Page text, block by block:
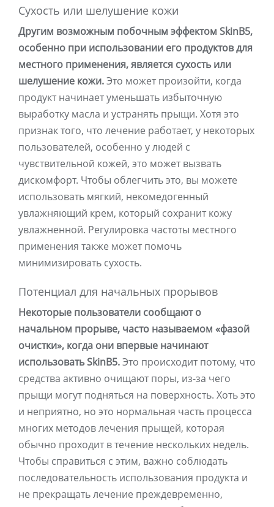
Сухость или шелушение кожи
Другим возможным побочным эффектом SkinB5,
особенно при использовании его продуктов для
местного применения, является сухость или
шелушение кожи.Это может произойти, когда
продукт начинает уменьшать избыточную
выработку масла и устранять прыщи. Хотя это
признак того, что лечение работает, у некоторых
пользователей, особенно у людей с
чувствительной кожей, это может вызвать
дискомфорт. Чтобы облегчить это, вы можете
использовать мягкий, некомедогенный
увлажняющий крем, который сохранит кожу
увлажненной. Регулировка частоты местного
применения также может помочь
минимизировать сухость.
Потенциал для начальных прорывов
Некоторые пользователи сообщают о
начальном прорыве, часто называемом «фазой
очистки», когда они впервые начинают
использовать SkinB5.Это происходит потому, что
средства активно очищают поры, из-за чего
прыщи могут подняться на поверхность. Хоть это
и неприятно, но это нормальная часть процесса
многих методов лечения прыщей, которая
обычно проходит в течение нескольких недель.
Чтобы справиться с этим, важно соблюдать
последовательность использования продукта и
не прекращать лечение преждевременно,